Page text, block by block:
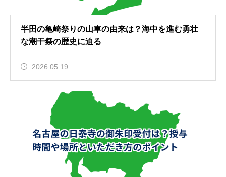
半田の亀崎祭りの山車の由来は？海中を進む勇壮
な潮干祭の歴史に迫る
2026.05.19